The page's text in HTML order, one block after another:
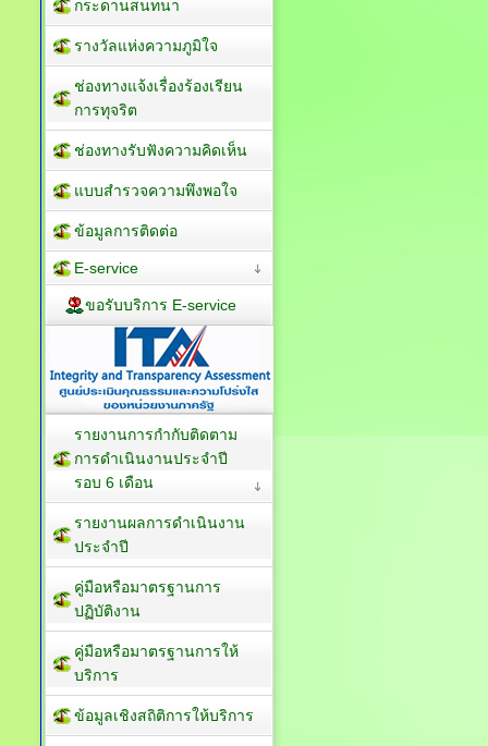
กระดานสนทนา
รางวัลแห่งความภูมิใจ
ช่องทางแจ้งเรื่องร้องเรียน
การทุจริต
ช่องทางรับฟังความคิดเห็น
แบบสำรวจความพึงพอใจ
ข้อมูลการติดต่อ
E-service
ขอรับบริการ E-service
รายงานการกำกับติดตาม
การดำเนินงานประจำปี
รอบ 6 เดือน
รายงานผลการดำเนินงาน
ประจำปี
คู่มือหรือมาตรฐานการ
ปฏิบัติงาน
คู่มือหรือมาตรฐานการให้
บริการ
ข้อมูลเชิงสถิติการให้บริการ